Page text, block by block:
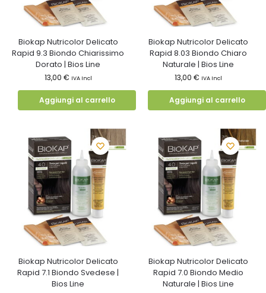
Biokap Nutricolor Delicato
Rapid 9.3 Biondo Chiarissimo
Dorato | Bios Line
13,00 € IVA Incl
Aggiungi al carrello
Biokap Nutricolor Delicato
Rapid 8.03 Biondo Chiaro
Naturale | Bios Line
13,00 € IVA Incl
Aggiungi al carrello
Biokap Nutricolor Delicato
Rapid 7.1 Biondo Svedese |
Bios Line
Biokap Nutricolor Delicato
Rapid 7.0 Biondo Medio
Naturale | Bios Line